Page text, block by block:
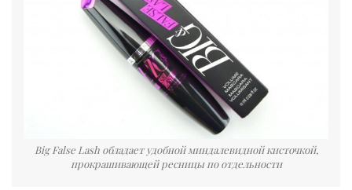
Big False Lash обладает удобной миндалевидной кисточкой,
прокрашивающей ресницы по отдельности